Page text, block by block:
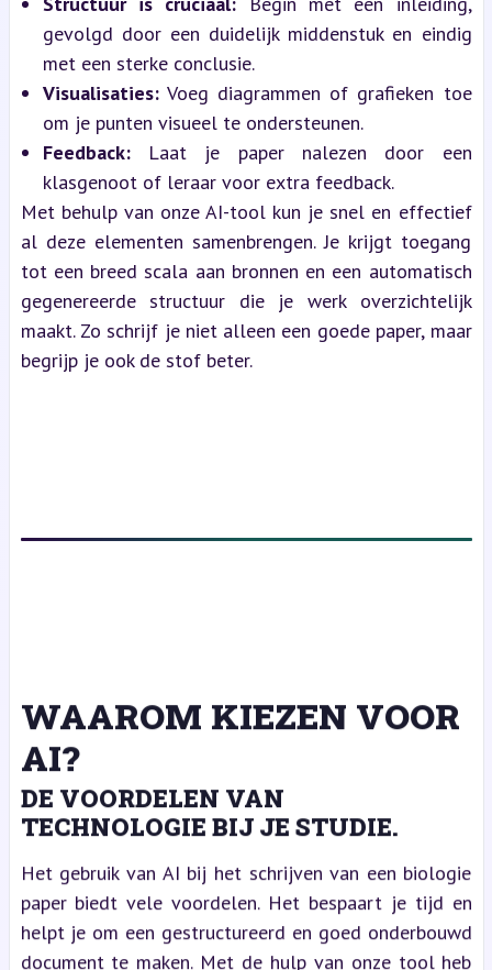
gevolgd door een duidelijk middenstuk en eindig
met een sterke conclusie.
Visualisaties: Voeg diagrammen of grafieken toe
om je punten visueel te ondersteunen.
Feedback: Laat je paper nalezen door een
klasgenoot of leraar voor extra feedback.
Met behulp van onze AI-tool kun je snel en effectief
al deze elementen samenbrengen. Je krijgt toegang
tot een breed scala aan bronnen en een automatisch
gegenereerde structuur die je werk overzichtelijk
maakt. Zo schrijf je niet alleen een goede paper, maar
begrijp je ook de stof beter.
WAAROM KIEZEN VOOR
AI?
DE VOORDELEN VAN
TECHNOLOGIE BIJ JE STUDIE.
Het gebruik van AI bij het schrijven van een biologie
paper biedt vele voordelen. Het bespaart je tijd en
helpt je om een gestructureerd en goed onderbouwd
document te maken. Met de hulp van onze tool heb